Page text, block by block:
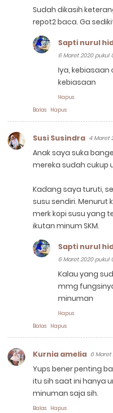
Sudah dikasih
repot2 baca. Ga
Balas Hapus
Sapti nurul
6 Maret 2020 pukul
Iya, kebiasaan
kebiasaan
Hapus
Susi Susindra 4 Maret
Anak saya suka
mereka sudah cukup
Kadang saya turuti,
susu sendiri. Menurut
merk kopi susu yang
ikutan minum SKM.
Balas Hapus
Sapti nurul
6 Maret 2020 pukul
Kalau yang
mmg
minuman
Hapus
Kurnia amelia 6 Maret
Yups bener penting
itu sih saat ini hanya
minuman saja sih.
Balas Hapus